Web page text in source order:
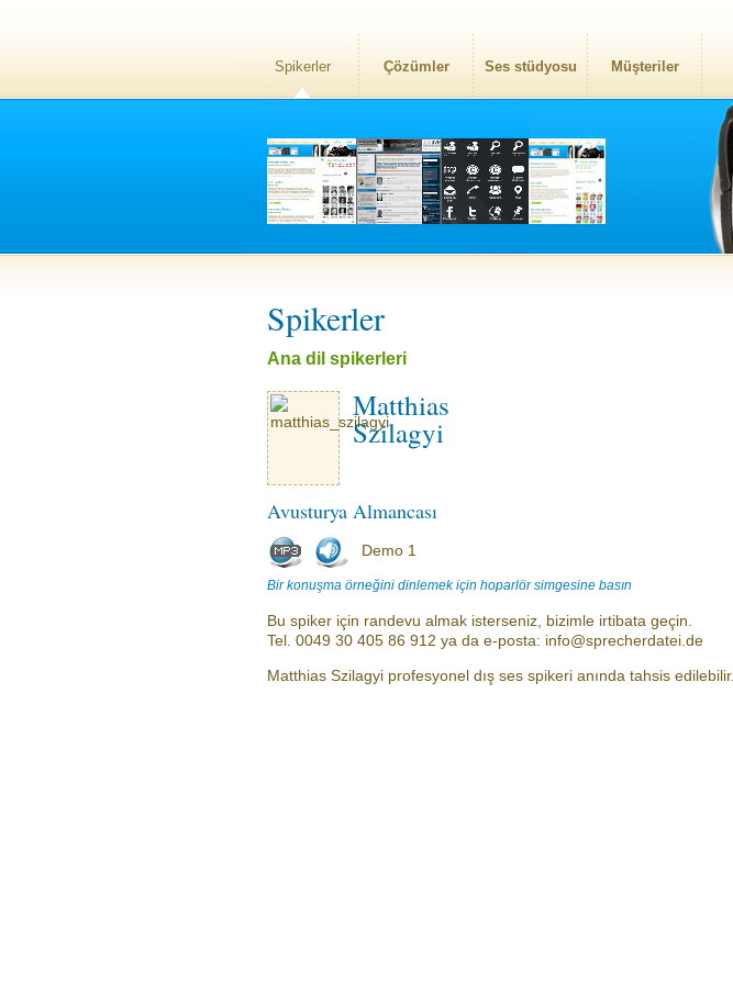
Spikerler Çözümler Ses stüdyosu Müşteriler
Spikerler
Ana dil spikerleri
Matthias
Szilagyi
Avusturya Almancası
Demo 1
Bir konuşma örneğini dinlemek için hoparlör simgesine basın
Bu spiker için randevu almak isterseniz, bizimle irtibata geçin.
Tel. 0049 30 405 86 912 ya da e-posta: info@sprecherdatei.de
Matthias Szilagyi profesyonel dış ses spikeri anında tahsis edilebilir.